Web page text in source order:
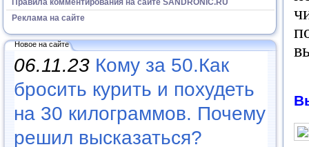
Реклама на сайте
Новое на сайте
06.11.23 Кому за 50.Как
бросить курить и похудеть
на 30 килограммов. Почему
решил высказаться?